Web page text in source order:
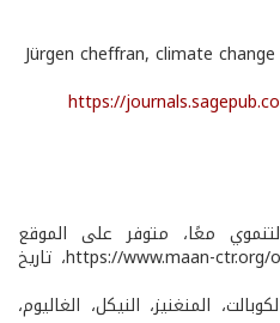
Jürgen cheffran, climate
https://
معًا، متوفر على الموقع
الإلكتروني: https://www.maan-ctr.org/old/pdfs/monakh.pdf، تاريخ
المنغنيز، النيكل، الغاليوم،